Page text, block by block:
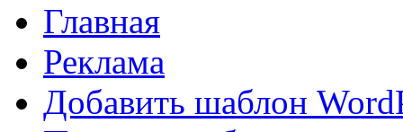
Главная
Реклама
Добавить шаблон